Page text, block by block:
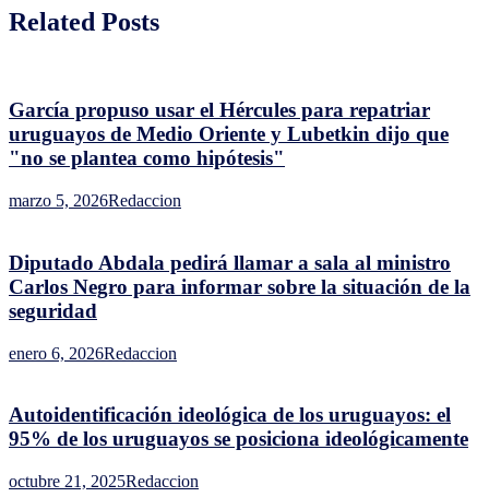
Related Posts
García propuso usar el Hércules para repatriar
uruguayos de Medio Oriente y Lubetkin dijo que
"no se plantea como hipótesis"
marzo 5, 2026Redaccion
Diputado Abdala pedirá llamar a sala al ministro
Carlos Negro para informar sobre la situación de la
seguridad
enero 6, 2026Redaccion
Autoidentificación ideológica de los uruguayos: el
95% de los uruguayos se posiciona ideológicamente
octubre 21, 2025Redaccion